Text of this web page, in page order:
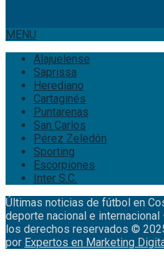
MENU
Alajuelense
Saprissa
Herediano
Cartaginés
Puntarenas
San Carlos
Pérez Zeledón
Sporting
Escorpiones
Inter S.C.
Últimas noticias de fútbol en
deporte nacional e
los derechos reservados ©
por Expertos en Marketing